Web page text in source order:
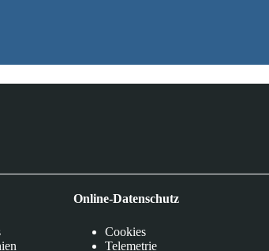
Online-Datenschutz
Cookies
Telemetrie